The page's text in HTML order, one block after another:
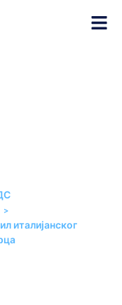
>
италијанског